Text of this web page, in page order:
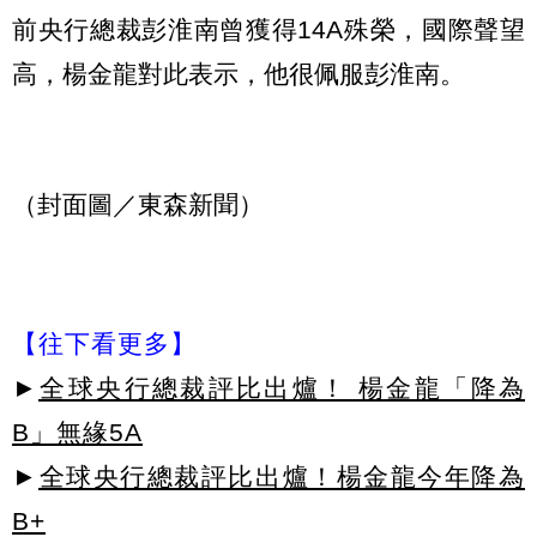
前央行總裁彭淮南曾獲得14A殊榮，國際聲望
高，楊金龍對此表示，他很佩服彭淮南。
（封面圖／東森新聞）
【往下看更多】
► 全球央行總裁評比出爐！ 楊金龍「降為
B」無緣5A
► 全球央行總裁評比出爐！楊金龍今年降為
B+